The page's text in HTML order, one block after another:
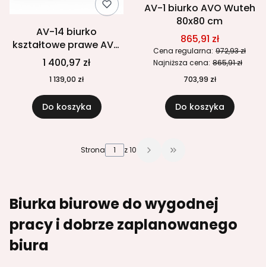
AV-14 biurko
kształtowe prawe AVO
Wuteh 160x120 cm
1 400,97 zł
1 139,00 zł
Do koszyka
AV-1 biurko AVO Wuteh
80x80 cm
865,91 zł
Cena regularna: 972,93 zł
Najniższa cena: 865,91 zł
703,99 zł
Do koszyka
Strona z 10 Przejdź do ostatniej
Biurka biurowe do wygodnej
pracy i dobrze zaplanowanego
biura